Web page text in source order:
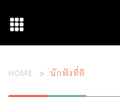
HOME นักฟังที่ดี